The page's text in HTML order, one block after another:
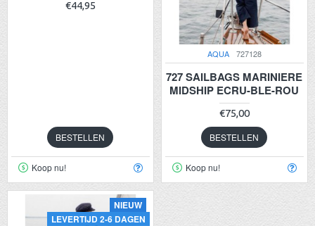
€44,95
BESTELLEN
Koop nu!
AQUA 727128
727 SAILBAGS MARINIERE
MIDSHIP ECRU-BLE-ROU
€75,00
BESTELLEN
Koop nu!
NIEUW
LEVERTIJD 2-6 DAGEN